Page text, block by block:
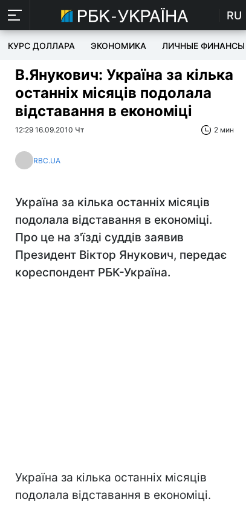
RU
КУРС ДОЛЛАРА ЭКОНОМИКА ЛИЧНЫЕ ФИНАНСЫ
В.Янукович: Україна за кілька
останніх місяців подолала
відставання в економіці
12:29 16.09.2010 Чт 2 мин
RBC.UA
Україна за кілька останніх місяців
подолала відставання в економіці.
Про це на з'їзді суддів заявив
Президент Віктор Янукович, передає
кореспондент РБК-Україна.
Україна за кілька останніх місяців
подолала відставання в економіці.